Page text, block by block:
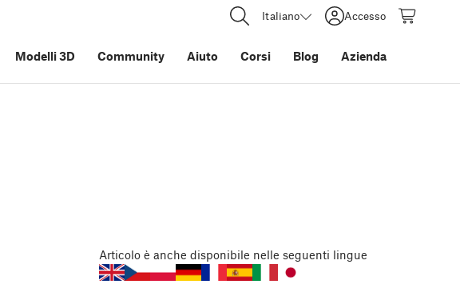
Italiano Accesso
Modelli 3D Community Aiuto Corsi Blog Azienda
Articolo è anche disponibile nelle seguenti lingue